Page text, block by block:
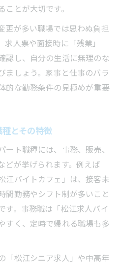
とが大切です。
更が多い職場では思わぬ負担
人票や面接時に「残業」
認し、自分の生活に無理のな
ましょう。家事と仕事のバラ
的な勤務条件の見極めが重要
とその特徴
ト職種には、事務、販売、
どが挙げられます。例えば
江バイトカフェ」は、接客未
間勤務やシフト制が多いこと
す。事務職は「松江求人バイ
すく、定時で帰れる職場も多
「松江シニア求人」や中高年